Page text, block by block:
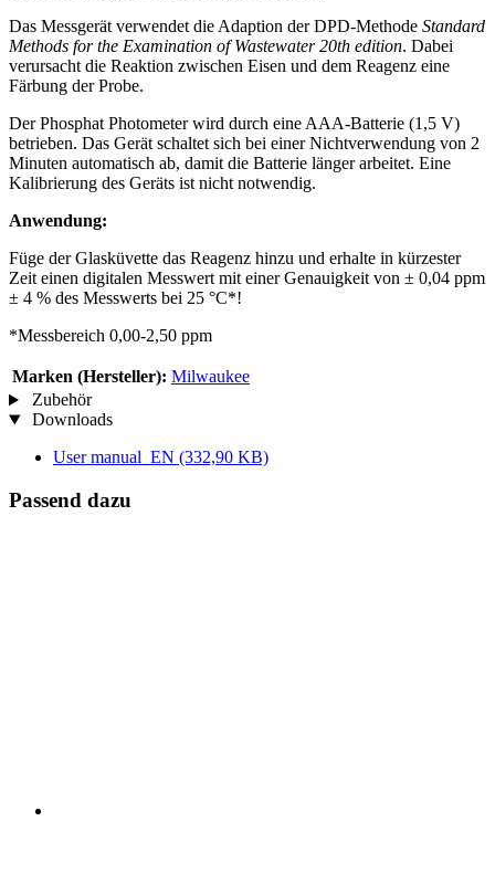
Das Messgerät verwendet die Adaption der DPD-Methode Standard
Methods for the Examination of Wastewater 20th edition. Dabei
verursacht die Reaktion zwischen Eisen und dem Reagenz eine
Färbung der Probe.
Der Phosphat Photometer wird durch eine AAA-Batterie (1,5 V)
betrieben. Das Gerät schaltet sich bei einer Nichtverwendung von 2
Minuten automatisch ab, damit die Batterie länger arbeitet. Eine
Kalibrierung des Geräts ist nicht notwendig.
Anwendung:
Füge der Glasküvette das Reagenz hinzu und erhalte in kürzester
Zeit einen digitalen Messwert mit einer Genauigkeit von ± 0,04 ppm
± 4 % des Messwerts bei 25 °C*!
*Messbereich 0,00-2,50 ppm
Marken (Hersteller): Milwaukee
Zubehör
Downloads
User manual_EN (332,90 KB)
Passend dazu